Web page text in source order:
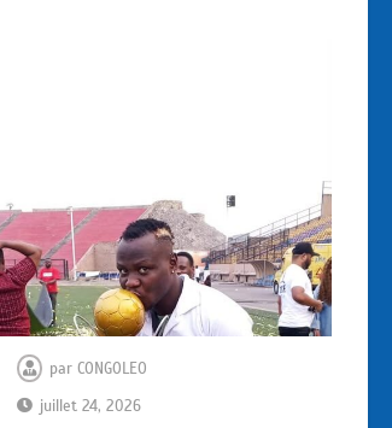
par CONGOLEO
juillet 24, 2026